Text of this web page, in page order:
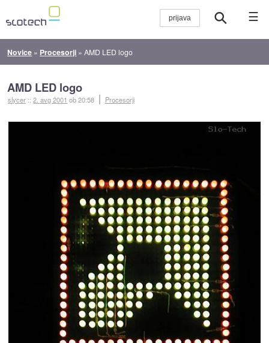
☰
Novice » Procesorji »AMD LED logo
AMD LED logo
slycer ::2. avg 2001 ob 20:58 Procesorji